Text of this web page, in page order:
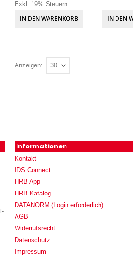
Exkl. 19% Steuern
IN DEN WARENKORB IN DEN
Anzeigen
Informationen
Kontakt
IDS Connect
HRB App
HRB Katalog
DATANORM (Login erforderlich)
AGB
Widerrufsrecht
Datenschutz
Impressum